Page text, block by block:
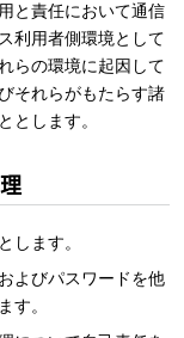
と責任において通信
利用者側環境として
らの環境に起因して
それらがもたらす諸
とします。
します。
よびパスワードを他
す。